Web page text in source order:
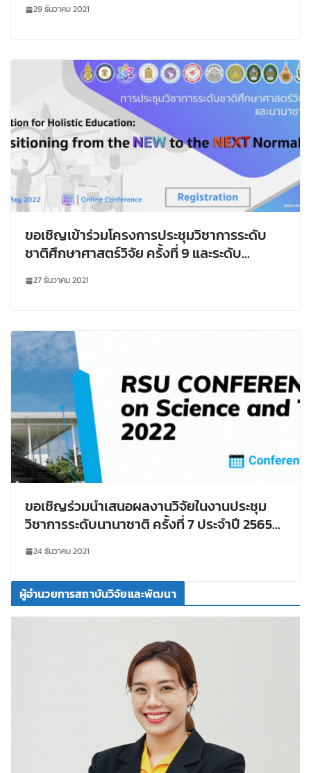
29 ธันวาคม 2021
ขอเชิญเข้าร่วมโครงการประชุมวิชาการระดับ
ชาติศึกษาศาสตร์วิจัย ครั้งที่ 9 และระดับ
นานาชาติ ครั้งที่ 5 “นวัตกรรมเพื่อการศึกษา
แบบองค์รวม: การเปลี่ยนผ่านจากภาวะปกติใหม่
27 ธันวาคม 2021
ขอเชิญร่วมนำเสนอผลงานวิจัยในงานประชุม
วิชาการระดับนานาชาติ ครั้งที่ 7 ประจำปี 2565
(The 7th RSU International Research
Conference 2022)
24 ธันวาคม 2021
ผู้อำนวยการสถาบันวิจัยและพัฒนา